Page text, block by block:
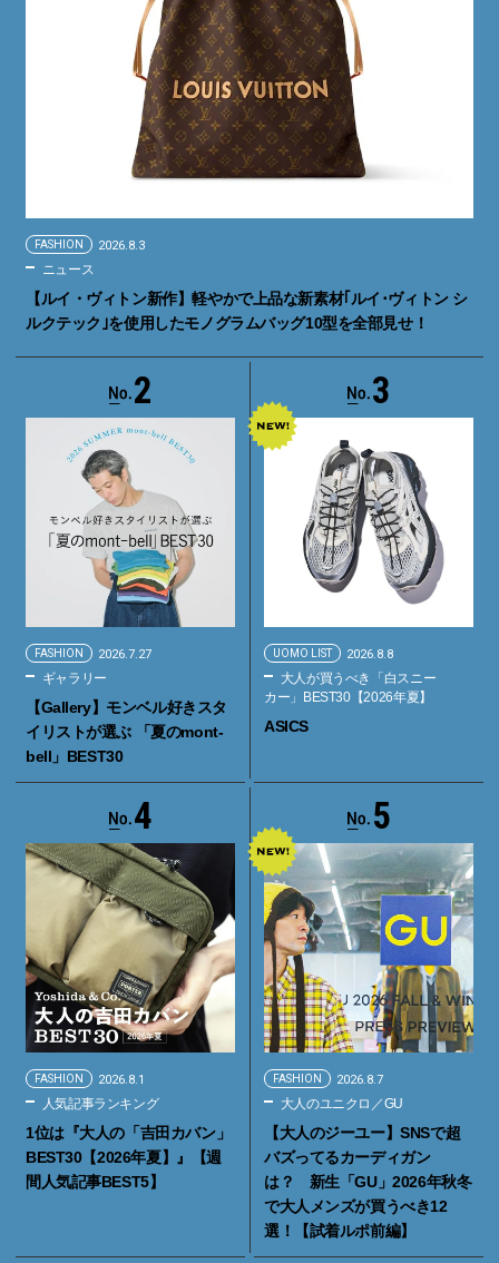
FASHION 2026.8.3
ニュース
【ルイ・ヴィトン新作】軽やかで上品な新素材｢ルイ･ヴィトン シ
ルクテック｣を使用したモノグラムバッグ10型を全部見せ！
2
FASHION 2026.7.27
ギャラリー
【Gallery】モンベル好きスタ
イリストが選ぶ 「夏のmont-
bell」BEST30
3
UOMO LIST 2026.8.8
大人が買うべき「白スニー
カー」BEST30【2026年夏】
ASICS
4
FASHION 2026.8.1
人気記事ランキング
1位は『大人の「吉田カバン」
BEST30【2026年夏】』【週
間人気記事BEST5】
5
FASHION 2026.8.7
大人のユニクロ／GU
【大人のジーユー】SNSで超
バズってるカーディガン
は？ 新生「GU」2026年秋冬
で大人メンズが買うべき12
選！【試着ルポ前編】